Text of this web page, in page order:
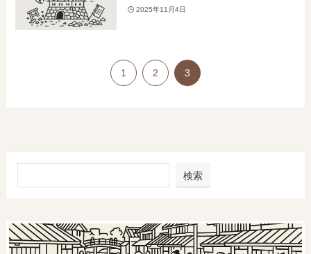
2025年11月4日
1 2 3
検索